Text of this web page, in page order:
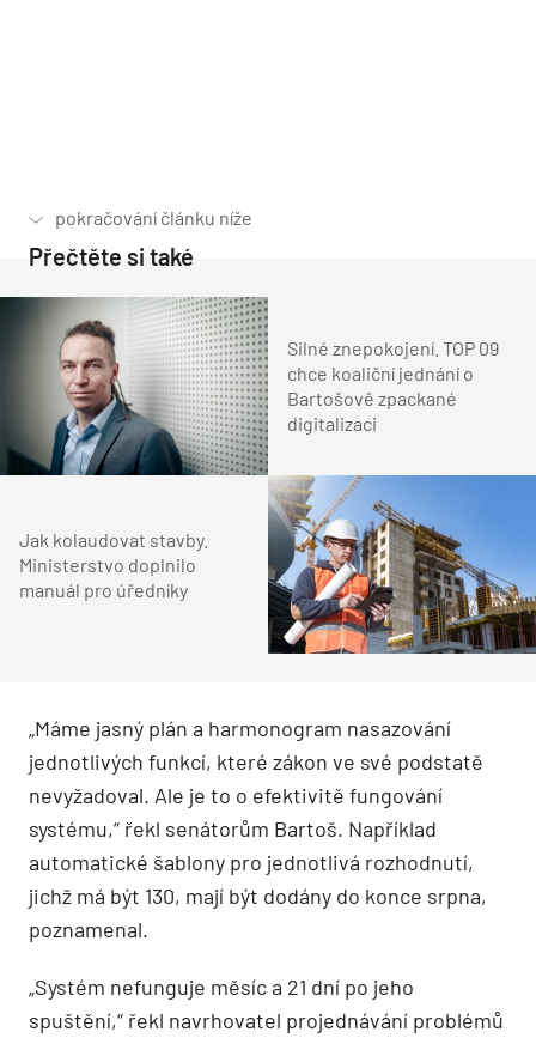
Přečtěte si také
Silné znepokojení. TOP 09
chce koaliční jednání o
Bartošově zpackané
digitalizaci
Jak kolaudovat stavby.
Ministerstvo doplnilo
manuál pro úředníky
„Máme jasný plán a harmonogram nasazování
jednotlivých funkcí, které zákon ve své podstatě
nevyžadoval. Ale je to o efektivitě fungování
systému,“ řekl senátorům Bartoš. Například
automatické šablony pro jednotlivá rozhodnutí,
jichž má být 130, mají být dodány do konce srpna,
poznamenal.
„Systém nefunguje měsíc a 21 dní po jeho
spuštění,“ řekl navrhovatel projednávání problémů